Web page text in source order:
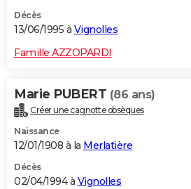
Décès
13/06/1995 à Vignolles
Famille AZZOPARDI
Marie PUBERT (86 ans)
Créer une cagnotte obsèques
Naissance
12/01/1908 à la Merlatière
Décès
02/04/1994 à Vignolles